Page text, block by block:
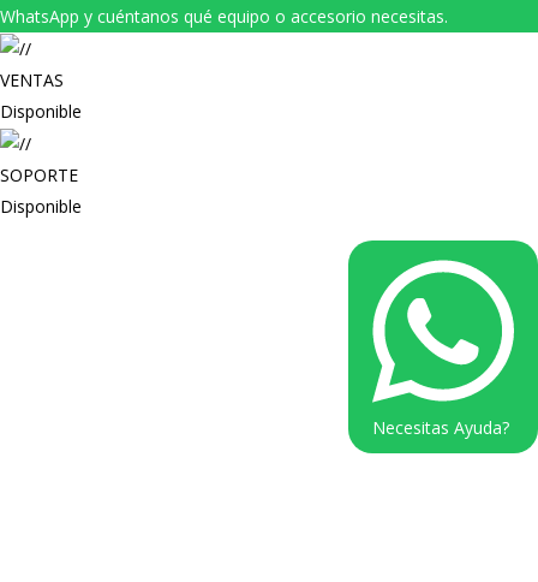
WhatsApp y cuéntanos qué equipo o accesorio necesitas.
VENTAS
Disponible
SOPORTE
Disponible
Necesitas Ayuda?